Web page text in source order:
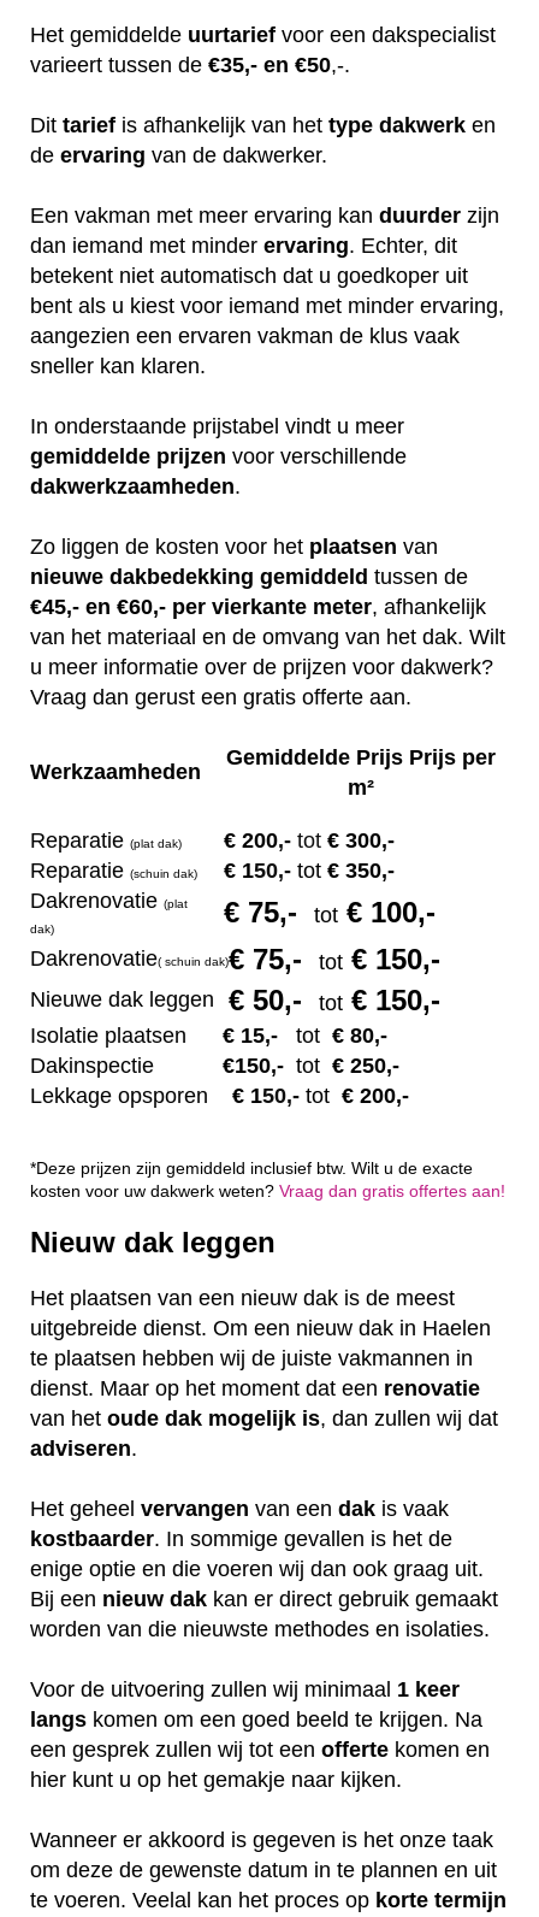
Het gemiddelde uurtarief voor een dakspecialist
varieert tussen de €35,- en €50,-.
Dit tarief is afhankelijk van het type dakwerk en
de ervaring van de dakwerker.
Een vakman met meer ervaring kan duurder zijn
dan iemand met minder ervaring. Echter, dit
betekent niet automatisch dat u goedkoper uit
bent als u kiest voor iemand met minder ervaring,
aangezien een ervaren vakman de klus vaak
sneller kan klaren.
In onderstaande prijstabel vindt u meer
gemiddelde prijzen voor verschillende
dakwerkzaamheden.
Zo liggen de kosten voor het plaatsen van
nieuwe dakbedekking gemiddeld tussen de
€45,- en €60,- per vierkante meter, afhankelijk
van het materiaal en de omvang van het dak. Wilt
u meer informatie over de prijzen voor dakwerk?
Vraag dan gerust een gratis offerte aan.
Werkzaamheden
Gemiddelde Prijs Prijs per
m²
Reparatie (plat dak) € 200,- tot € 300,-
Reparatie (schuin dak) € 150,- tot € 350,-
Dakrenovatie (plat
dak)
€ 75,- tot € 100,-
Dakrenovatie( schuin dak)€ 75,- tot € 150,-
Nieuwe dak leggen € 50,- tot € 150,-
Isolatie plaatsen € 15,- tot € 80,-
Dakinspectie
€150,- tot € 250,-
Lekkage opsporen € 150,- tot € 200,-
*Deze prijzen zijn gemiddeld inclusief btw. Wilt u de exacte
kosten voor uw dakwerk weten? Vraag dan gratis offertes aan!
Nieuw dak leggen
Het plaatsen van een nieuw dak is de meest
uitgebreide dienst. Om een nieuw dak in Haelen
te plaatsen hebben wij de juiste vakmannen in
dienst. Maar op het moment dat een renovatie
van het oude dak mogelijk is, dan zullen wij dat
adviseren.
Het geheel vervangen van een dak is vaak
kostbaarder. In sommige gevallen is het de
enige optie en die voeren wij dan ook graag uit.
Bij een nieuw dak kan er direct gebruik gemaakt
worden van die nieuwste methodes en isolaties.
Voor de uitvoering zullen wij minimaal 1 keer
langs komen om een goed beeld te krijgen. Na
een gesprek zullen wij tot een offerte komen en
hier kunt u op het gemakje naar kijken.
Wanneer er akkoord is gegeven is het onze taak
om deze de gewenste datum in te plannen en uit
te voeren. Veelal kan het proces op korte termijn